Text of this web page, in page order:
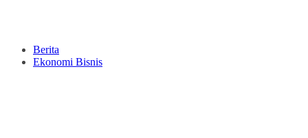
Berita
Ekonomi Bisnis